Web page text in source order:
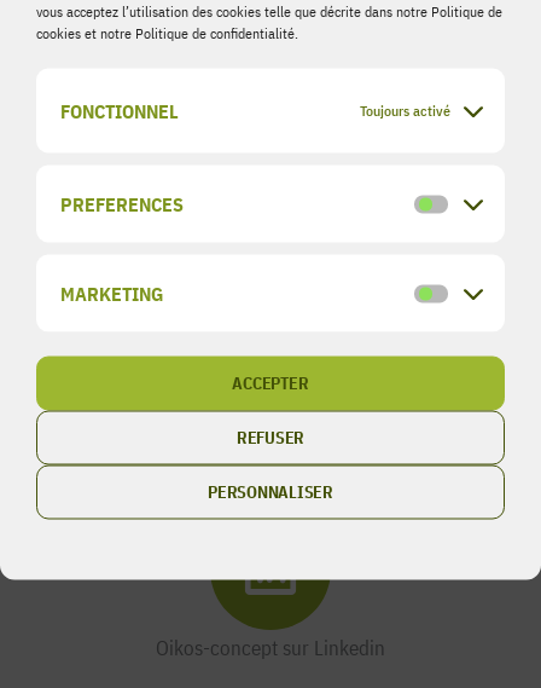
vous acceptez l’utilisation des cookies telle que décrite dans notre Politique de
cookies et notre Politique de confidentialité.
FONCTIONNEL Toujours activé
PREFERENCES
MARKETING
ACCEPTER
REFUSER
PERSONNALISER
ENVOYER
Oikos-concept sur instagram
Oikos-concept sur Linkedin